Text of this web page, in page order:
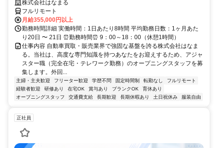
株式会社はなまる
フルリモート
月給355,000円以上
勤務時間詳細 実働時間：1日あたり8時間 平均勤務日数：1ヶ月あた
り20日 〜 21日 ⏰勤務時間⏰ 9：00～18：00（休憩1時間）
仕事内容 自動車買取・販売業界で強固な基盤を誇る株式会社はなま
る。当社は、高度な専門知識を持つあなたをお迎えするため、アジャ
スター職（完全在宅・テレワーク勤務）のオープニングスタッフを募
集します。外回...
主婦・主夫歓迎 フリーター歓迎 学歴不問 固定時間制 転勤なし
フルリモート
経験者歓迎
研修あり 在宅OK 賞与あり ブランクOK
育休あり
オープニングスタッフ
交通費支給 長期歓迎 長期休暇あり 土日祝休み 服装自由
正社員